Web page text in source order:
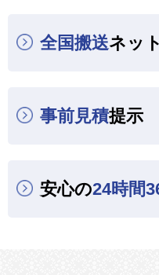
全国搬送ネッ
事前見積提示
安心の24時間